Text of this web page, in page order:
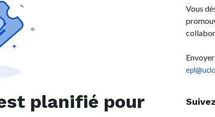
planifié pour
Vous